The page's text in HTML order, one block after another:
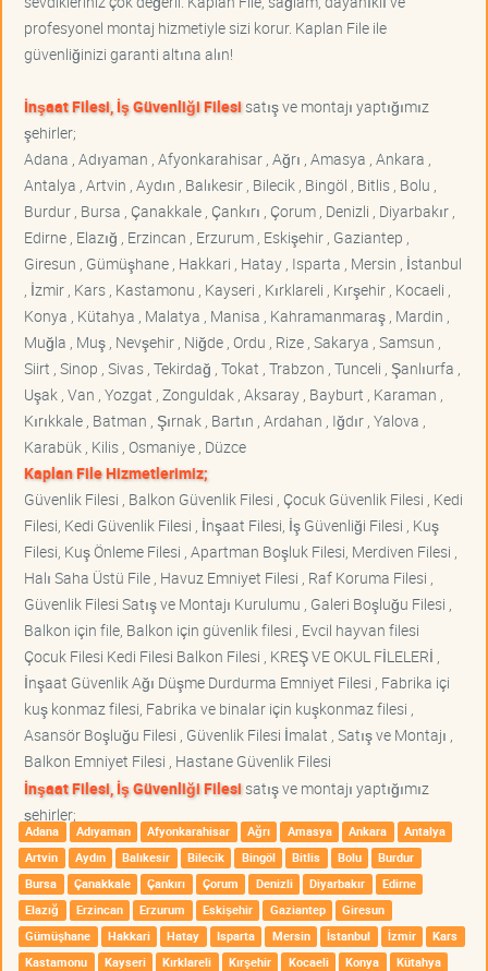
profesyonel montaj hizmetiyle sizi korur. Kaplan File ile
güvenliğinizi garanti altına alın!
İnşaat Filesi, İş Güvenliği Filesisatış ve montajı yaptığımız
şehirler;
Adana , Adıyaman , Afyonkarahisar , Ağrı , Amasya , Ankara ,
Antalya , Artvin , Aydın , Balıkesir , Bilecik , Bingöl , Bitlis , Bolu ,
Burdur , Bursa , Çanakkale , Çankırı , Çorum , Denizli , Diyarbakır ,
Edirne , Elazığ , Erzincan , Erzurum , Eskişehir , Gaziantep ,
Giresun , Gümüşhane , Hakkari , Hatay , Isparta , Mersin , İstanbul
, İzmir , Kars , Kastamonu , Kayseri , Kırklareli , Kırşehir , Kocaeli ,
Konya , Kütahya , Malatya , Manisa , Kahramanmaraş , Mardin ,
Muğla , Muş , Nevşehir , Niğde , Ordu , Rize , Sakarya , Samsun ,
Siirt , Sinop , Sivas , Tekirdağ , Tokat , Trabzon , Tunceli , Şanlıurfa ,
Uşak , Van , Yozgat , Zonguldak , Aksaray , Bayburt , Karaman ,
Kırıkkale , Batman , Şırnak , Bartın , Ardahan , Iğdır , Yalova ,
Karabük , Kilis , Osmaniye , Düzce
Kaplan File Hizmetlerimiz;
Güvenlik Filesi , Balkon Güvenlik Filesi , Çocuk Güvenlik Filesi , Kedi
Filesi, Kedi Güvenlik Filesi , İnşaat Filesi, İş Güvenliği Filesi , Kuş
Filesi, Kuş Önleme Filesi , Apartman Boşluk Filesi, Merdiven Filesi ,
Halı Saha Üstü File , Havuz Emniyet Filesi , Raf Koruma Filesi ,
Güvenlik Filesi Satış ve Montajı Kurulumu , Galeri Boşluğu Filesi ,
Balkon için file, Balkon için güvenlik filesi , Evcil hayvan filesi
Çocuk Filesi Kedi Filesi Balkon Filesi , KREŞ VE OKUL FİLELERİ ,
İnşaat Güvenlik Ağı Düşme Durdurma Emniyet Filesi , Fabrika içi
kuş konmaz filesi, Fabrika ve binalar için kuşkonmaz filesi ,
Asansör Boşluğu Filesi , Güvenlik Filesi İmalat , Satış ve Montajı ,
Balkon Emniyet Filesi , Hastane Güvenlik Filesi
İnşaat Filesi, İş Güvenliği Filesisatış ve montajı yaptığımız
şehirler;
Adana Adıyaman Afyonkarahisar Ağrı Amasya Ankara
Antalya
Artvin
Aydın Balıkesir Bilecik Bingöl Bitlis Bolu
Burdur
Bursa
Çanakkale Çankırı Çorum Denizli Diyarbakır
Edirne
Elazığ
Erzincan Erzurum Eskişehir Gaziantep
Giresun
Gümüşhane
Hakkari Hatay Isparta Mersin İstanbul İzmir
Kars
Kastamonu
Kayseri Kırklareli Kırşehir Kocaeli Konya
Kütahya